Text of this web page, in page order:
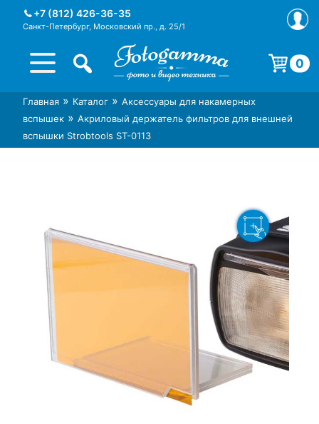
+7 (812) 426-36-35
Санкт-Петербург, Московский пр., д. 25/1
Интернет-магазин фототехники
Foto-Gamma в СПб
Магазин фотоаксессуаров foto-
gamma.ru
0
Корзина пуста.
Главная » Каталог » Аксессуары для накамерных
вспышек » Акриловый держатель фильтров для внешней
вспышки Strobtools ST-0113